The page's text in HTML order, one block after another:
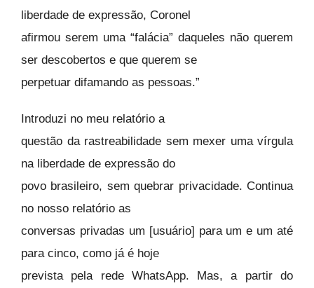
liberdade de expressão, Coronel
afirmou serem uma “falácia” daqueles não querem
ser descobertos e que querem se
perpetuar difamando as pessoas.”
Introduzi no meu relatório a
questão da rastreabilidade sem mexer uma vírgula
na liberdade de expressão do
povo brasileiro, sem quebrar privacidade. Continua
no nosso relatório as
conversas privadas um [usuário] para um e um até
para cinco, como já é hoje
prevista pela rede WhatsApp. Mas, a partir do